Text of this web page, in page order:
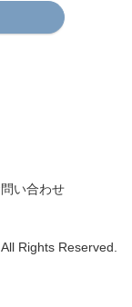
い合わせ
Rights Reserved.